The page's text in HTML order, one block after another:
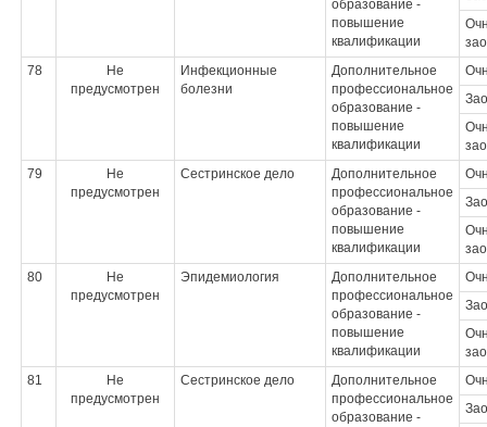
образование -
повышение
квалификации
78
Не
предусмотрен
Инфекционные
болезни
Дополнительное
профессиональное
образование -
повышение
квалификации
79
Не
предусмотрен
Сестринское дело
Дополнительное
профессиональное
образование -
повышение
квалификации
80
Не
предусмотрен
Эпидемиология
Дополнительное
профессиональное
образование -
повышение
квалификации
81
Не
предусмотрен
Сестринское дело
Дополнительное
профессиональное
образование -